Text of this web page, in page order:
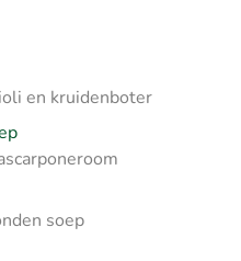
en kruidenboter
soep